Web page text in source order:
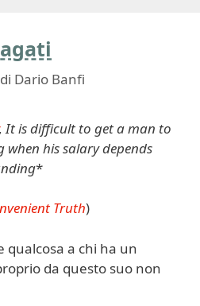
di Dario Banfi
It is difficult to get a man to
his salary depends
*
Truth)
qualcosa a chi ha un
da questo suo non